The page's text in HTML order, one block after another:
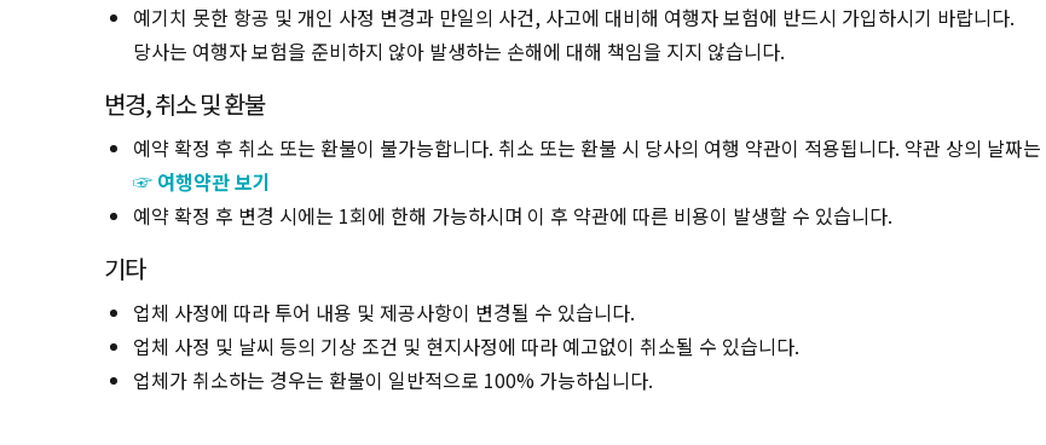
예기치 못한 항공 및 개인 사정 변경과 만일의 사건, 사고에 대비해 여행자 보험에 반드시 가입하시기 바랍니다.
당사는 여행자 보험을 준비하지 않아 발생하는 손해에 대해 책임을 지지 않습니다.
변경, 취소 및 환불
예약 확정 후 취소 또는 환불이 불가능합니다. 취소 또는 환불 시 당사의 여행 약관이 적용됩니다. 약관 상의 날짜
☞ 여행약관 보기
예약 확정 후 변경 시에는 1회에 한해 가능하시며 이 후 약관에 따른 비용이 발생할 수 있습니다.
기타
업체 사정에 따라 투어 내용 및 제공사항이 변경될 수 있습니다.
업체 사정 및 날씨 등의 기상 조건 및 현지사정에 따라 예고없이 취소될 수 있습니다.
업체가 취소하는 경우는 환불이 일반적으로 100% 가능하십니다.